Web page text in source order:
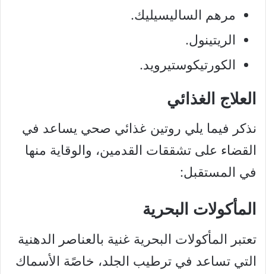
مرهم الساليسيليك.
الريتينول.
الكورتيكوستيرويد.
العلاج الغذائي
نذكر فيما يلي روتين غذائي صحي يساعد في
القضاء على تشققات القدمين، والوقاية منها
في المستقبل:
المأكولات البحرية
تعتبر المأكولات البحرية غنية بالعناصر الدهنية
التي تساعد في ترطيب الجلد، خاصًة الأسماك